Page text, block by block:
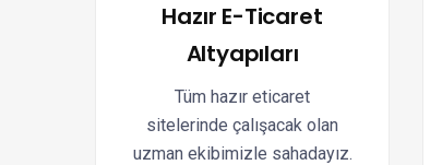
Hazır E-Ticaret
Altyapıları
Tüm hazır eticaret
sitelerinde çalışacak olan
uzman ekibimizle sahadayız.